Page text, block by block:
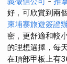
好，可欣賞到兩
柬埔寨旅遊簽證
密，更舒適和較
的理想選擇，每
在頂部甲板上有